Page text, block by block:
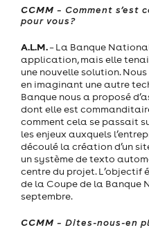
CCMM – Comment s’est
pour vous?
A.L.M.– La Banque
application, mais elle
une nouvelle solution.
en imaginant une autre
Banque nous a proposé
dont elle est
comment cela se passait
les enjeux auxquels
découlé la création d’un
un système de texto
centre du projet.
de la Coupe de la Banque
septembre.
CCMM – Dites-nous-en